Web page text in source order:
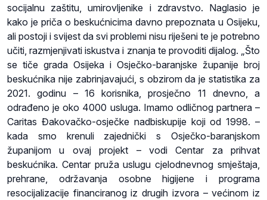
socijalnu zaštitu, umirovljenike i zdravstvo. Naglasio je
kako je priča o beskućnicima davno prepoznata u Osijeku,
ali postoji i svijest da svi problemi nisu riješeni te je potrebno
učiti, razmjenjivati iskustva i znanja te provoditi dijalog. „Što
se tiče grada Osijeka i Osječko-baranjske županije broj
beskućnika nije zabrinjavajući, s obzirom da je statistika za
2021. godinu – 16 korisnika, prosječno 11 dnevno, a
odrađeno je oko 4000 usluga. Imamo odličnog partnera –
Caritas Đakovačko-osječke nadbiskupije koji od 1998. –
kada smo krenuli zajednički s Osječko-baranjskom
županijom u ovaj projekt – vodi Centar za prihvat
beskućnika. Centar pruža uslugu cjelodnevnog smještaja,
prehrane, održavanja osobne higijene i programa
resocijalizacije financiranog iz drugih izvora – većinom iz